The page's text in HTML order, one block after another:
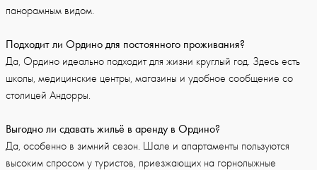
панорамным видом.
Подходит ли Ордино для постоянного проживания?
Да, Ордино идеально подходит для жизни круглый год. Здесь есть
школы, медицинские центры, магазины и удобное сообщение со
столицей Андорры.
Выгодно ли сдавать жильё в аренду в Ордино?
Да, особенно в зимний сезон. Шале и апартаменты пользуются
высоким спросом у туристов, приезжающих на горнолыжные